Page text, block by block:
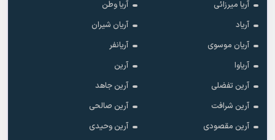
آریا میرزائی
آریا وطن
آریاد
آریان شیران
آریان موسوی
آریانفر
آریاوا
آرین
آرین تفضلی
آرین جاهد
آرین شرافت
آرین صالحی
آرین مقصودی
آرین وحیدی